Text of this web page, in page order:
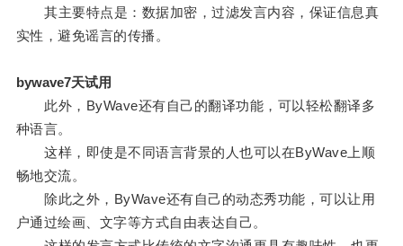
其主要特点是：数据加密，过滤发言内容，保证信息真
实性，避免谣言的传播。
bywave7天试用
此外，ByWave还有自己的翻译功能，可以轻松翻译多
种语言。
这样，即使是不同语言背景的人也可以在ByWave上顺
畅地交流。
除此之外，ByWave还有自己的动态秀功能，可以让用
户通过绘画、文字等方式自由表达自己。